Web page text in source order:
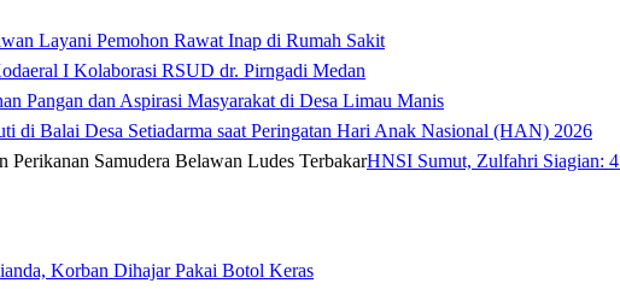
Layani Pemohon Rawat Inap di Rumah Sakit
I Kolaborasi RSUD dr. Pirngadi Medan‎
Pangan dan Aspirasi Masyarakat di Desa Limau Manis
di Balai Desa Setiadarma saat Peringatan Hari Anak Nasional (HAN) 2026
HNSI Sumut, Zulfahri Siagian:
Korban Dihajar Pakai Botol Keras